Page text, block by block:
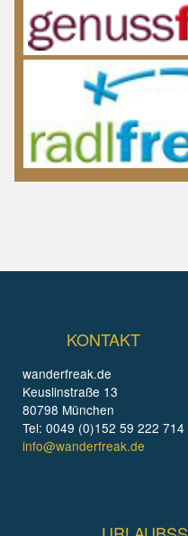
KONTAKT
wanderfreak.de
Keuslinstraße 13
80798 München
Tel: 0049 (0)152 59 222 714
info@wanderfreak.de